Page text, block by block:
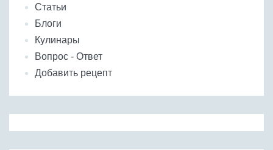
Статьи
Блоги
Кулинары
Вопрос - Ответ
Добавить рецепт